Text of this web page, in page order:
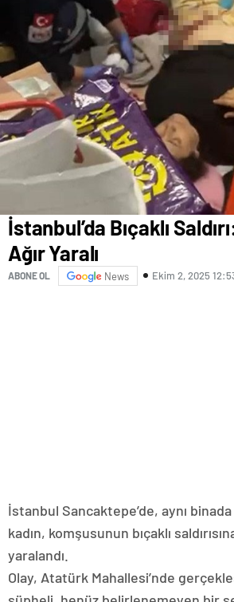
İstanbul’da Bıçaklı
Ağır Yaralı
ABONE OL News Ekim 2, 2025
İstanbul Sancaktepe’de, aynı
kadın, komşusunun bıçaklı
yaralandı.
Olay, Atatürk Mahallesi’nde